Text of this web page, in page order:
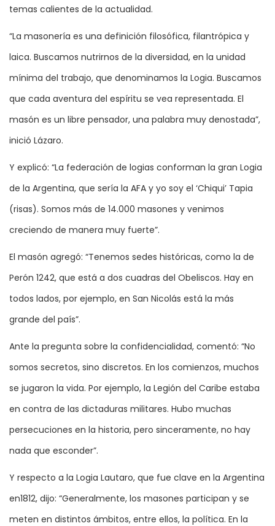
temas calientes de la actualidad.
“La masonería es una definición filosófica, filantrópica y
laica. Buscamos nutrirnos de la diversidad, en la unidad
mínima del trabajo, que denominamos la Logia. Buscamos
que cada aventura del espíritu se vea representada. El
masón es un libre pensador, una palabra muy denostada”,
inició Lázaro.
Y explicó: “La federación de logias conforman la gran Logia
de la Argentina, que sería la AFA y yo soy el ‘Chiqui’ Tapia
(risas). Somos más de 14.000 masones y venimos
creciendo de manera muy fuerte”.
El masón agregó: “Tenemos sedes históricas, como la de
Perón 1242, que está a dos cuadras del Obeliscos. Hay en
todos lados, por ejemplo, en San Nicolás está la más
grande del país”.
Ante la pregunta sobre la confidencialidad, comentó: “No
somos secretos, sino discretos. En los comienzos, muchos
se jugaron la vida. Por ejemplo, la Legión del Caribe estaba
en contra de las dictaduras militares. Hubo muchas
persecuciones en la historia, pero sinceramente, no hay
nada que esconder”.
Y respecto a la Logia Lautaro, que fue clave en la Argentina
en1812, dijo: “Generalmente, los masones participan y se
meten en distintos ámbitos, entre ellos, la política. En la